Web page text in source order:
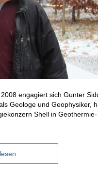
engagiert sich Gunter
Geologe und Geophysiker,
Shell in